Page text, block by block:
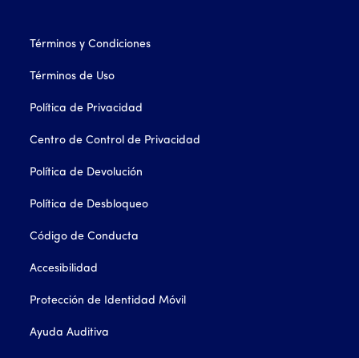
Términos y Condiciones
Términos de Uso
Política de Privacidad
Centro de Control de Privacidad
Política de Devolución
Política de Desbloqueo
Código de Conducta
Accesibilidad
Protección de Identidad Móvil
Ayuda Auditiva